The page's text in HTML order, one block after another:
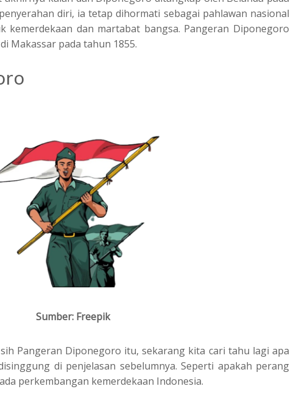
diri, ia tetap dihormati sebagai pahlawan nasional
kemerdekaan dan martabat bangsa. Pangeran Diponegoro
Makassar pada tahun 1855.
Sumber: Freepik
Pangeran Diponegoro itu, sekarang kita cari tahu lagi apa
di penjelasan sebelumnya. Seperti apakah perang
perkembangan kemerdekaan Indonesia.